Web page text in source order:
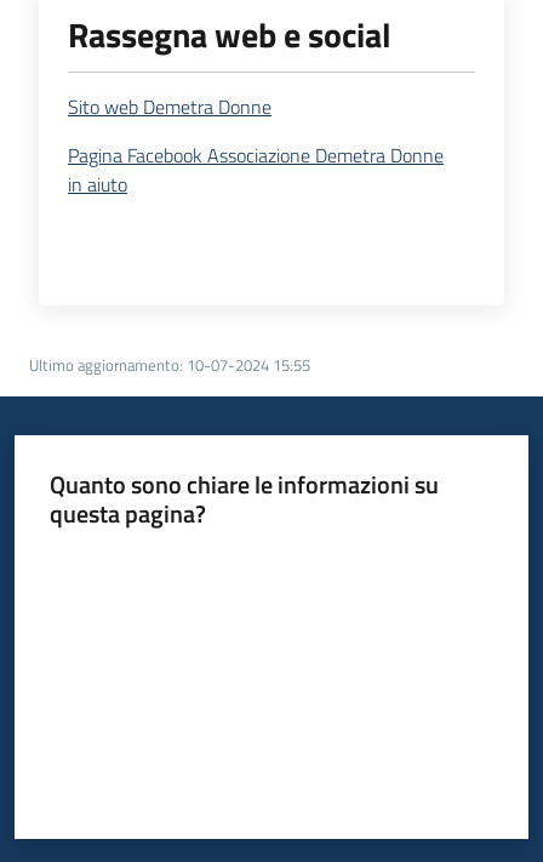
Rassegna web e social
Sito web Demetra Donne
Pagina Facebook Associazione Demetra Donne
in aiuto
Ultimo aggiornamento: 10-07-2024 15:55
Quanto sono chiare le informazioni su
questa pagina?